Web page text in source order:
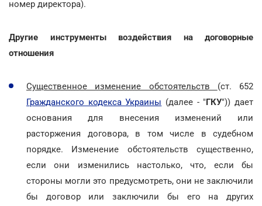
номер директора).
Другие инструменты воздействия на договорные
отношения
Существенное изменение обстоятельств (ст. 652
Гражданского кодекса Украины (далее - "ГКУ")) дает
основания для внесения изменений или
расторжения договора, в том числе в судебном
порядке. Изменение обстоятельств существенно,
если они изменились настолько, что, если бы
стороны могли это предусмотреть, они не заключили
бы договор или заключили бы его на других